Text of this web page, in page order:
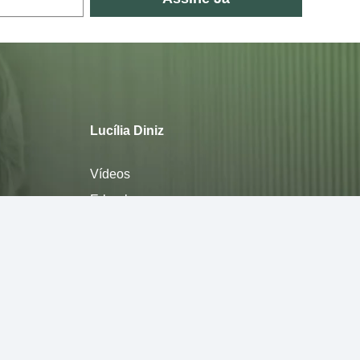
Lucília Diniz
Vídeos
E-books